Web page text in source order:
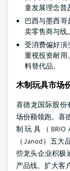
童发展理念普
巴西与墨西
卖零售商与线
受消费偏好演
重视投资耐用
料替代品。
木制玩具市场
喜德龙国际股份
场份额领跑。喜
制玩具（
（Janod）五
些龙头企业积极
产品线、扩大客